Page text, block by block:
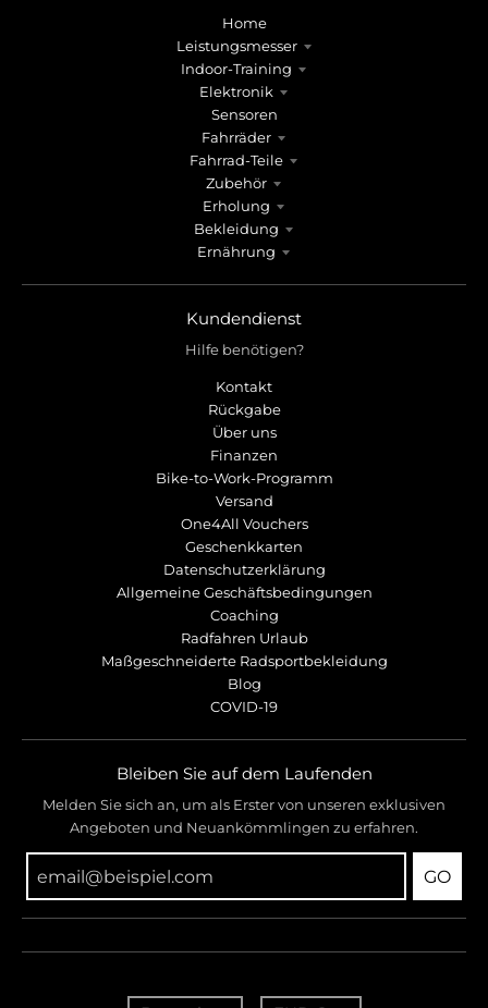
Home
Leistungsmesser
Indoor-Training
Elektronik
Sensoren
Fahrräder
Fahrrad-Teile
Zubehör
Erholung
Bekleidung
Ernährung
Kundendienst
Hilfe benötigen?
Kontakt
Rückgabe
Über uns
Finanzen
Bike-to-Work-Programm
Versand
One4All Vouchers
Geschenkkarten
Datenschutzerklärung
Allgemeine Geschäftsbedingungen
Coaching
Radfahren Urlaub
Maßgeschneiderte Radsportbekleidung
Blog
COVID-19
Bleiben Sie auf dem Laufenden
Melden Sie sich an, um als Erster von unseren exklusiven
Angeboten und Neuankömmlingen zu erfahren.
GO